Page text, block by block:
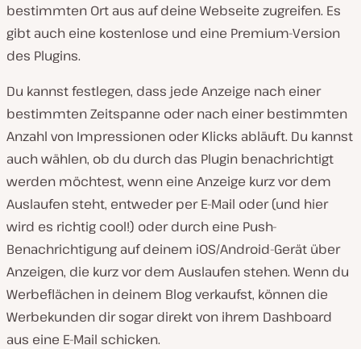
bestimmten Ort aus auf deine Webseite zugreifen. Es
gibt auch eine kostenlose und eine Premium-Version
des Plugins.
Du kannst festlegen, dass jede Anzeige nach einer
bestimmten Zeitspanne oder nach einer bestimmten
Anzahl von Impressionen oder Klicks abläuft. Du kannst
auch wählen, ob du durch das Plugin benachrichtigt
werden möchtest, wenn eine Anzeige kurz vor dem
Auslaufen steht, entweder per E-Mail oder (und hier
wird es richtig cool!) oder durch eine Push-
Benachrichtigung auf deinem iOS/Android-Gerät über
Anzeigen, die kurz vor dem Auslaufen stehen. Wenn du
Werbeflächen in deinem Blog verkaufst, können die
Werbekunden dir sogar direkt von ihrem Dashboard
aus eine E-Mail schicken.